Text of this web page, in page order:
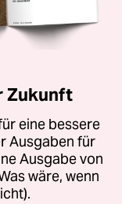
Zukunft
eine bessere
Ausgaben für
Ausgabe von
wäre, wenn